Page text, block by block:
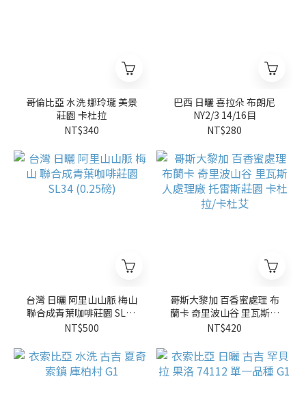
哥倫比亞 水洗 娜玲瓏 美景
莊園 卡杜拉
NT$340
巴西 日曬 喜拉朵 布朗尼
NY2/3 14/16目
NT$280
台灣 日曬 阿里山山脈 梅山
聯合成青葉咖啡莊園 SL34
(0.25磅)
NT$500
哥斯大黎加 百香蜜處理 布
蘭卡 奇里波山谷 里瓦斯人
處理廠 托雷斯莊園 卡杜拉/
NT$420